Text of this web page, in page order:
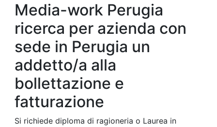
Media-work Perugia
ricerca per azienda con
sede in Perugia un
addetto/a alla
bollettazione e
fatturazione
Si richiede diploma di ragioneria o Laurea in